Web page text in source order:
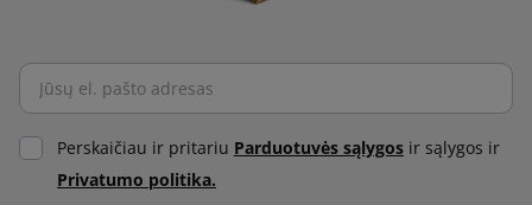
Perskaičiau ir pritariu Parduotuvės sąlygos ir sąlygos ir
Privatumo politika.